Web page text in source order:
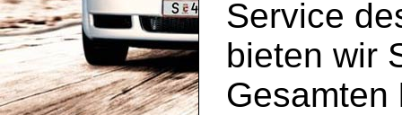
Service
bieten wir
Gesamten